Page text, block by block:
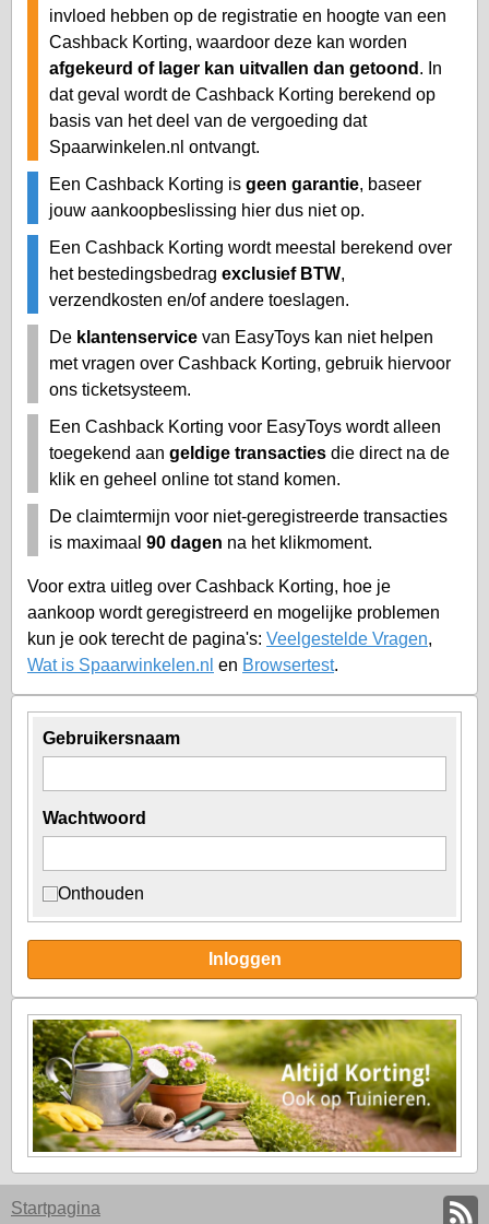
Gebruikersnaam
Wachtwoord
Onthouden
Inloggen
invloed hebben op de registratie en hoogte van een
Cashback Korting, waardoor deze kan worden
afgekeurd of lager kan uitvallen dan getoond . In
dat geval wordt de Cashback Korting berekend op
basis van het deel van de vergoeding dat
Spaarwinkelen.nl ontvangt.
Een Cashback Korting is geen garantie, baseer
jouw aankoopbeslissing hier dus niet op.
Een Cashback Korting wordt meestal berekend over
het bestedingsbedrag exclusief BTW,
verzendkosten en/of andere toeslagen.
De klantenservice van EasyToys kan niet helpen
met vragen over Cashback Korting, gebruik hiervoor
ons ticketsysteem.
Een Cashback Korting voor EasyToys wordt alleen
toegekend aan geldige transacties die direct na de
klik en geheel online tot stand komen.
De claimtermijn voor niet-geregistreerde transacties
is maximaal 90 dagen na het klikmoment.
Voor extra uitleg over Cashback Korting, hoe je
aankoop wordt geregistreerd en mogelijke problemen
kun je ook terecht de pagina's: Veelgestelde Vragen,
Wat is Spaarwinkelen.nl en Browsertest.
Startpagina